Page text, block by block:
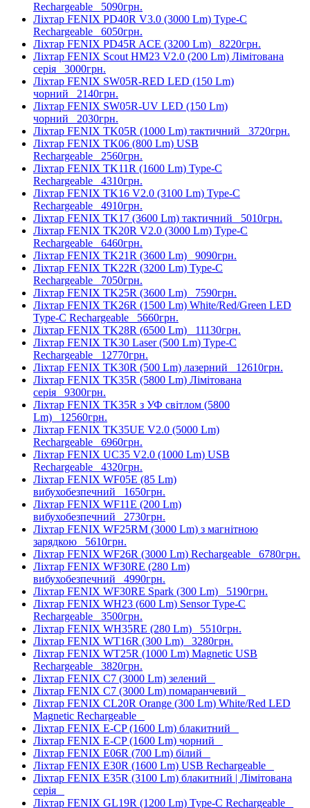
Rechargeable 5090грн.
Ліхтар FENIX PD40R V3.0 (3000 Lm) Type-C
Rechargeable 6050грн.
Ліхтар FENIX PD45R ACE (3200 Lm) 8220грн.
Ліхтар FENIX Scout HM23 V2.0 (200 Lm) Лімітована
серія 3000грн.
Ліхтар FENIX SW05R-RED LED (150 Lm)
чорний 2140грн.
Ліхтар FENIX SW05R-UV LED (150 Lm)
чорний 2030грн.
Ліхтар FENIX TK05R (1000 Lm) тактичний 3720грн.
Ліхтар FENIX TK06 (800 Lm) USB
Rechargeable 2560грн.
Ліхтар FENIX TK11R (1600 Lm) Type-C
Rechargeable 4310грн.
Ліхтар FENIX TK16 V2.0 (3100 Lm) Type-C
Rechargeable 4910грн.
Ліхтар FENIX TK17 (3600 Lm) тактичний 5010грн.
Ліхтар FENIX TK20R V2.0 (3000 Lm) Type-C
Rechargeable 6460грн.
Ліхтар FENIX TK21R (3600 Lm) 9090грн.
Ліхтар FENIX TK22R (3200 Lm) Type-C
Rechargeable 7050грн.
Ліхтар FENIX TK25R (3600 Lm) 7590грн.
Ліхтар FENIX TK26R (1500 Lm) White/Red/Green LED
Type-C Rechargeable 5660грн.
Ліхтар FENIX TK28R (6500 Lm) 11130грн.
Ліхтар FENIX TK30 Laser (500 Lm) Type-C
Rechargeable 12770грн.
Ліхтар FENIX TK30R (500 Lm) лазерний 12610грн.
Ліхтар FENIX TK35R (5800 Lm) Лімітована
серія 9300грн.
Ліхтар FENIX TK35R з УФ світлом (5800
Lm) 12560грн.
Ліхтар FENIX TK35UE V2.0 (5000 Lm)
Rechargeable 6960грн.
Ліхтар FENIX UC35 V2.0 (1000 Lm) USB
Rechargeable 4320грн.
Ліхтар FENIX WF05E (85 Lm)
вибухобезпечний 1650грн.
Ліхтар FENIX WF11E (200 Lm)
вибухобезпечний 2730грн.
Ліхтар FENIX WF25RM (3000 Lm) з магнітною
зарядкою 5610грн.
Ліхтар FENIX WF26R (3000 Lm) Rechargeable 6780грн.
Ліхтар FENIX WF30RE (280 Lm)
вибухобезпечний 4990грн.
Ліхтар FENIX WF30RE Spark (300 Lm) 5190грн.
Ліхтар FENIX WH23 (600 Lm) Sensor Type-C
Rechargeable 3500грн.
Ліхтар FENIX WH35RE (280 Lm) 5510грн.
Ліхтар FENIX WT16R (300 Lm) 3280грн.
Ліхтар FENIX WT25R (1000 Lm) Magnetic USB
Rechargeable 3820грн.
Ліхтар FENIX C7 (3000 Lm) зелений
Ліхтар FENIX C7 (3000 Lm) помаранчевий
Ліхтар FENIX CL20R Orange (300 Lm) White/Red LED
Magnetic Rechargeable
Ліхтар FENIX E-CP (1600 Lm) блакитний
Ліхтар FENIX E-CP (1600 Lm) чорний
Ліхтар FENIX E06R (700 Lm) білий
Ліхтар FENIX E30R (1600 Lm) USB Rechargeable
Ліхтар FENIX E35R (3100 Lm) блакитний | Лімітована
серія
Ліхтар FENIX GL19R (1200 Lm) Type-C Rechargeable